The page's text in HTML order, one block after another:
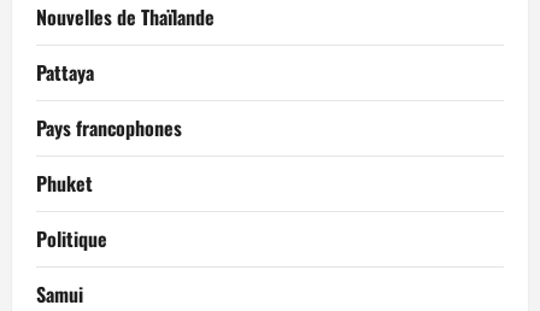
Nouvelles de Thaïlande
Pattaya
Pays francophones
Phuket
Politique
Samui